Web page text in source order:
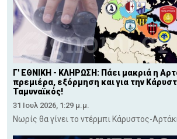
Γ' ΕΘΝΙΚΗ - ΚΛΗΡΩΣΗ: Πάει μακριά η
πρεμιέρα, εξόρμηση και για την
Ταμυναϊκός!
31 Ιουλ 2026, 1:29 μ.μ.
Νωρίς θα γίνει το ντέρμπι Κάρυστος-